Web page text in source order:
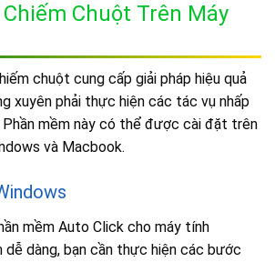
Chuột Trên Máy
chuột cung cấp giải pháp hiệu quả
xuyên phải thực hiện các tác vụ nhấp
mềm này có thể được cài đặt trên
và Macbook.
mềm Auto Click cho máy tính
dàng, bạn cần thực hiện các bước